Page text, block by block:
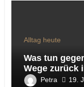
Alltag heute
Was tun
Wege zurück
Petra 19.